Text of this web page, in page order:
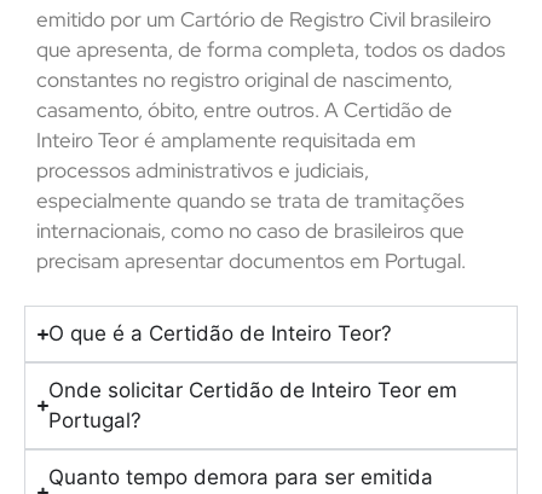
emitido por um Cartório de Registro Civil brasileiro
que apresenta, de forma completa, todos os dados
constantes no registro original de nascimento,
casamento, óbito, entre outros. A Certidão de
Inteiro Teor é amplamente requisitada em
processos administrativos e judiciais,
especialmente quando se trata de tramitações
internacionais, como no caso de brasileiros que
precisam apresentar documentos em Portugal.
O que é a Certidão de Inteiro Teor?
Onde solicitar Certidão de Inteiro Teor em
Portugal?
Quanto tempo demora para ser emitida